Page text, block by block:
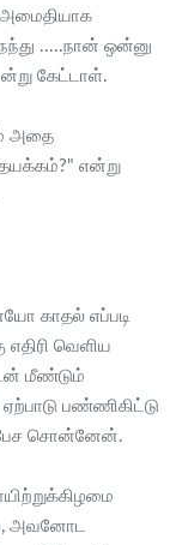
அமைதியாக
.....நான் ஒன்னு
கேட்டாள்.
அதை
என்று
காதல் எப்படி
எதிரி வெளிய
மீண்டும்
பண்ணிகிட்டு
சொன்னேன்.
அவனோட